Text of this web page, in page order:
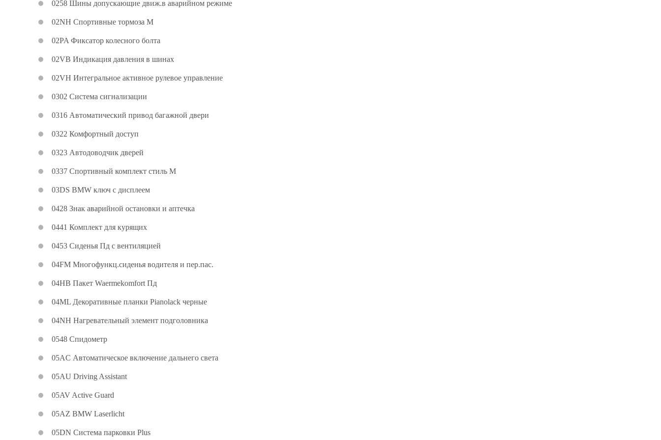
0258 Шины допускающие движ.в аварийном режиме
02NH Спортивные тормоза M
02PA Фиксатор колесного болта
02VB Индикация давления в шинах
02VH Интегральное активное рулевое управление
0302 Система сигнализации
0316 Автоматический привод багажной двери
0322 Комфортный доступ
0323 Автодоводчик дверей
0337 Спортивный комплект стиль M
03DS BMW ключ с дисплеем
0428 Знак аварийной остановки и аптечка
0441 Комплект для курящих
0453 Сиденья Пд с вентиляцией
04FM Многофункц.сиденья водителя и пер.пас.
04HB Пакет Waermekomfort Пд
04ML Декоративные планки Pianolack черные
04NH Нагревательный элемент подголовника
0548 Спидометр
05AC Автоматическое включение дальнего света
05AU Driving Assistant
05AV Active Guard
05AZ BMW Laserlicht
05DN Система парковки Plus